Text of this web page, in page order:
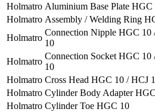
Holmatro Aluminium Base Plate HGC
Holmatro Assembly / Welding Ring
Holmatro
Connection Nipple HGC 10
10
Holmatro
Connection Socket HGC 10
10
Holmatro Cross Head HGC 10 / HCJ
Holmatro Cylinder Body Adapter
Holmatro Cylinder Toe HGC 10